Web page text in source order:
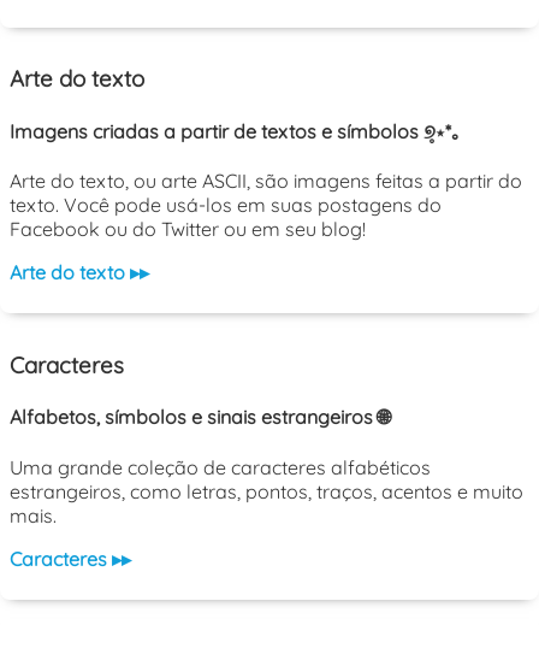
Arte do texto
Imagens criadas a partir de textos e símbolos ୭̥⋆*｡
Arte do texto, ou arte ASCII, são imagens feitas a partir do
texto. Você pode usá-los em suas postagens do
Facebook ou do Twitter ou em seu blog!
Arte do texto ▸▸
Caracteres
Alfabetos, símbolos e sinais estrangeiros 🌐
Uma grande coleção de caracteres alfabéticos
estrangeiros, como letras, pontos, traços, acentos e muito
mais.
Caracteres ▸▸